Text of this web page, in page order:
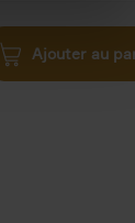
Ajouter au